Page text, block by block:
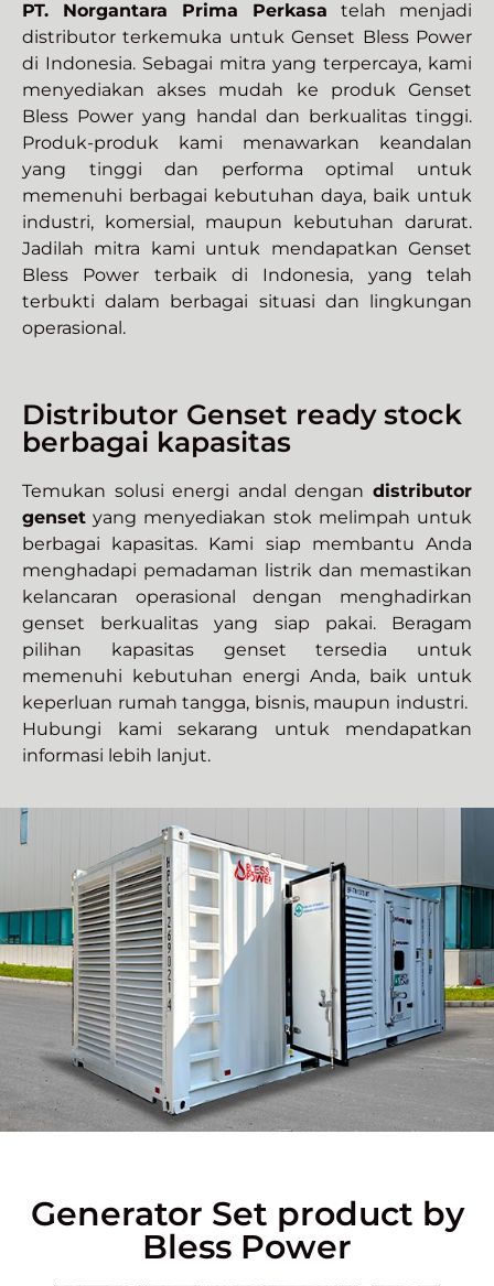
PT. Norgantara Prima Perkasa telah menjadi
distributor terkemuka untuk Genset Bless Power
di Indonesia. Sebagai mitra yang terpercaya, kami
menyediakan akses mudah ke produk Genset
Bless Power yang handal dan berkualitas tinggi.
Produk-produk kami menawarkan keandalan
yang tinggi dan performa optimal untuk
memenuhi berbagai kebutuhan daya, baik untuk
industri, komersial, maupun kebutuhan darurat.
Jadilah mitra kami untuk mendapatkan Genset
Bless Power terbaik di Indonesia, yang telah
terbukti dalam berbagai situasi dan lingkungan
operasional.
Distributor Genset ready stock
berbagai kapasitas
Temukan solusi energi andal dengan distributor
genset yang menyediakan stok melimpah untuk
berbagai kapasitas. Kami siap membantu Anda
menghadapi pemadaman listrik dan memastikan
kelancaran operasional dengan menghadirkan
genset berkualitas yang siap pakai. Beragam
pilihan kapasitas genset tersedia untuk
memenuhi kebutuhan energi Anda, baik untuk
keperluan rumah tangga, bisnis, maupun industri.
Hubungi kami sekarang untuk mendapatkan
informasi lebih lanjut.
Generator Set product by
Bless Power